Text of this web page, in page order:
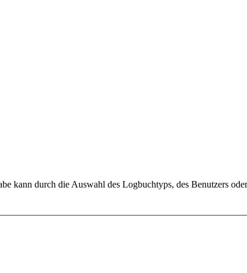
kann durch die Auswahl des Logbuchtyps, des Benutzers